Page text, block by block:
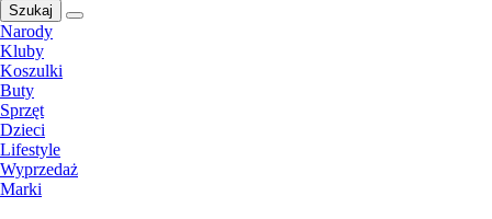
Szukaj
Narody
Kluby
Koszulki
Buty
Sprzęt
Dzieci
Lifestyle
Wyprzedaż
Marki